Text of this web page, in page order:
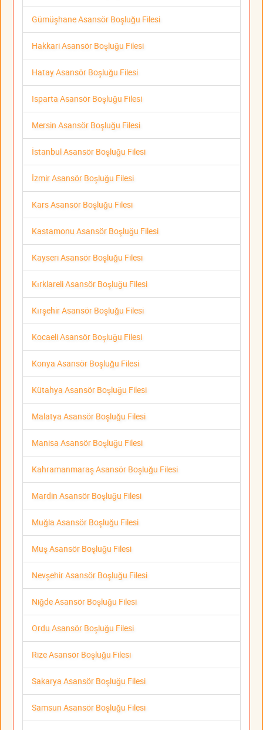
Gümüşhane Asansör Boşluğu Filesi
Hakkari Asansör Boşluğu Filesi
Hatay Asansör Boşluğu Filesi
Isparta Asansör Boşluğu Filesi
Mersin Asansör Boşluğu Filesi
İstanbul Asansör Boşluğu Filesi
İzmir Asansör Boşluğu Filesi
Kars Asansör Boşluğu Filesi
Kastamonu Asansör Boşluğu Filesi
Kayseri Asansör Boşluğu Filesi
Kırklareli Asansör Boşluğu Filesi
Kırşehir Asansör Boşluğu Filesi
Kocaeli Asansör Boşluğu Filesi
Konya Asansör Boşluğu Filesi
Kütahya Asansör Boşluğu Filesi
Malatya Asansör Boşluğu Filesi
Manisa Asansör Boşluğu Filesi
Kahramanmaraş Asansör Boşluğu Filesi
Mardin Asansör Boşluğu Filesi
Muğla Asansör Boşluğu Filesi
Muş Asansör Boşluğu Filesi
Nevşehir Asansör Boşluğu Filesi
Niğde Asansör Boşluğu Filesi
Ordu Asansör Boşluğu Filesi
Rize Asansör Boşluğu Filesi
Sakarya Asansör Boşluğu Filesi
Samsun Asansör Boşluğu Filesi